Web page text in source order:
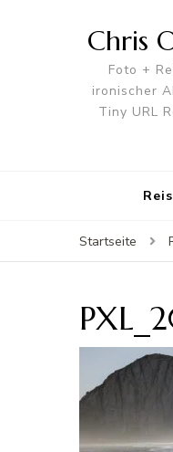
Chris
Foto +
ironischer
Tiny URL
Startseite